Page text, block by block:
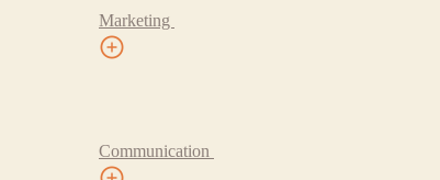
Marketing
Communication